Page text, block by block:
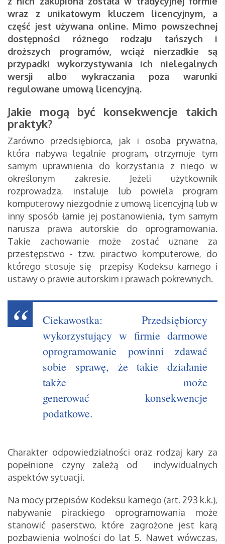
wraz z unikatowym kluczem licencyjnym, a
część jest używana online. Mimo powszechnej
dostępności różnego rodzaju tańszych i
droższych programów, wciąż nierzadkie są
przypadki wykorzystywania ich nielegalnych
wersji albo wykraczania poza warunki
regulowane umową licencyjną.
Jakie mogą być konsekwencje takich
praktyk?
Zarówno przedsiębiorca, jak i osoba prywatna,
która nabywa legalnie program, otrzymuje tym
samym uprawnienia do korzystania z niego w
określonym zakresie. Jeżeli użytkownik
rozprowadza, instaluje lub powiela program
komputerowy niezgodnie z umową licencyjną lub w
inny sposób łamie jej postanowienia, tym samym
narusza prawa autorskie do oprogramowania.
Takie zachowanie może zostać uznane za
przestępstwo - tzw. piractwo komputerowe, do
którego stosuje się przepisy Kodeksu karnego i
ustawy o prawie autorskim i prawach pokrewnych.
Ciekawostka: Przedsiębiorcy
wykorzystujący w firmie darmowe
oprogramowanie powinni zdawać
sobie sprawę, że takie działanie
także może
generować konsekwencje
podatkowe.
Charakter odpowiedzialności oraz rodzaj kary za
popełnione czyny zależą od indywidualnych
aspektów sytuacji.
Na mocy przepisów Kodeksu karnego (art. 293 k.k.),
nabywanie pirackiego oprogramowania może
stanowić paserstwo, które zagrożone jest karą
pozbawienia wolności do lat 5. Nawet wówczas,